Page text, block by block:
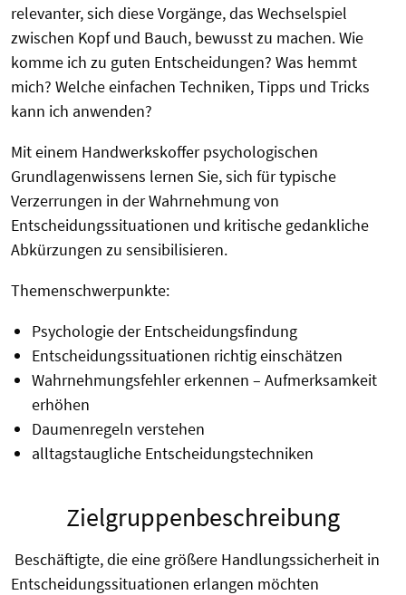
relevanter, sich diese Vorgänge, das Wechselspiel
zwischen Kopf und Bauch, bewusst zu machen. Wie
komme ich zu guten Entscheidungen? Was hemmt
mich? Welche einfachen Techniken, Tipps und Tricks
kann ich anwenden?
Mit einem Handwerkskoffer psychologischen
Grundlagenwissens lernen Sie, sich für typische
Verzerrungen in der Wahrnehmung von
Entscheidungssituationen und kritische gedankliche
Abkürzungen zu sensibilisieren.
Themenschwerpunkte:
Psychologie der Entscheidungsfindung
Entscheidungssituationen richtig einschätzen
Wahrnehmungsfehler erkennen – Aufmerksamkeit
erhöhen
Daumenregeln verstehen
alltagstaugliche Entscheidungstechniken
Zielgruppenbeschreibung
Beschäftigte, die eine größere Handlungssicherheit in
Entscheidungssituationen erlangen möchten